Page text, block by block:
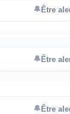
🔔Être
🔔Être
🔔Être